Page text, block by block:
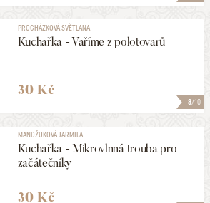
8/10
PROCHÁZKOVÁ SVĚTLANA
Kuchařka - Vaříme z polotovarů
30 Kč
MANDŽUKOVÁ JARMILA
Kuchařka - Mikrovlnná trouba pro
začátečníky
30 Kč